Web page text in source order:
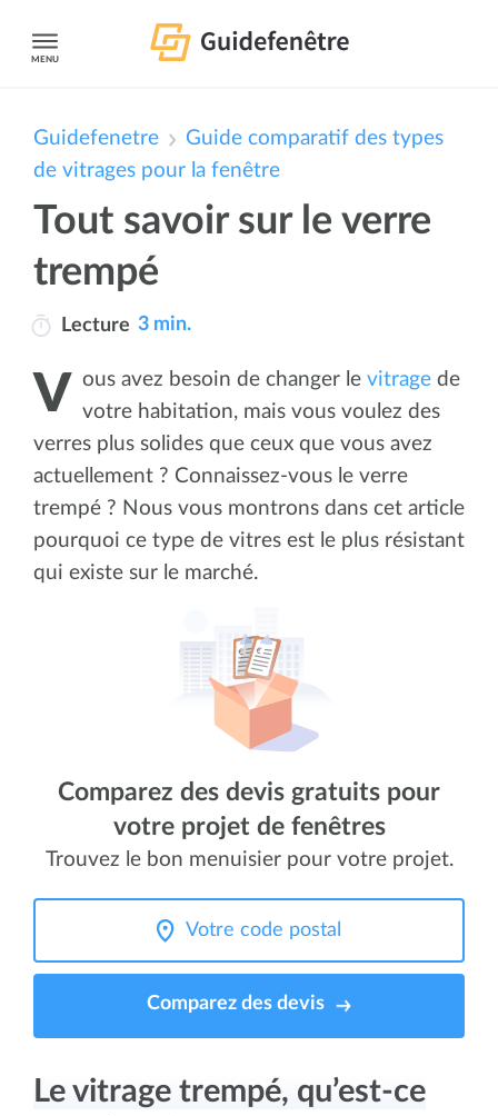
MENU
Guidefenetre
Guide comparatif des types
de vitrages pour la fenêtre
Tout savoir sur le verre
trempé
Lecture 3 min.
Vous avez besoin de changer le vitrage de
votre habitation, mais vous voulez des
verres plus solides que ceux que vous avez
actuellement ? Connaissez-vous le verre
trempé ? Nous vous montrons dans cet article
pourquoi ce type de vitres est le plus résistant
qui existe sur le marché.
Comparez des devis gratuits pour
votre projet de fenêtres
Trouvez le bon menuisier pour votre projet.
Comparez des devis
Le vitrage trempé, qu’est-ce